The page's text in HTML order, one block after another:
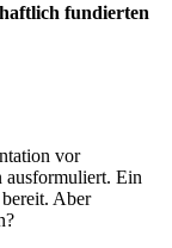
fundierten
vor
ausformuliert. Ein
Aber